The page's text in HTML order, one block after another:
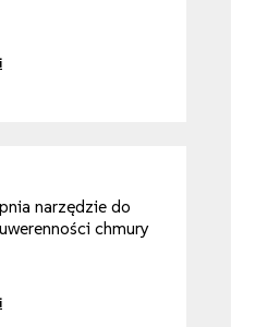
narzędzie do
chmury